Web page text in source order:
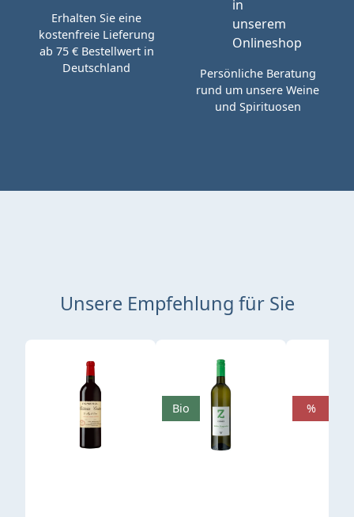
Erhalten Sie eine
kostenfreie Lieferung
ab 75 € Bestellwert in
Deutschland
Persönliche Beratung
rund um unsere Weine
und Spirituosen
Unsere Empfehlung für Sie
Produktgalerie überspringen
Bio %